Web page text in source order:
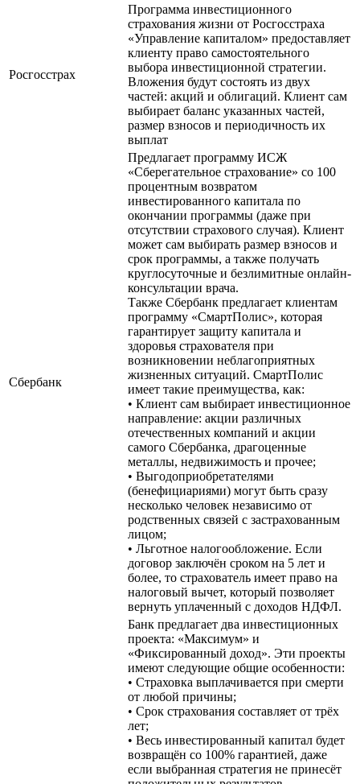
Росгосстрах
Программа инвестиционного
страхования жизни от Росгосстраха
«Управление капиталом» предоставляет
клиенту право самостоятельного
выбора инвестиционной стратегии.
Вложения будут состоять из двух
частей: акций и облигаций. Клиент сам
выбирает баланс указанных частей,
размер взносов и периодичность их
выплат
Сбербанк
Предлагает программу ИСЖ
«Сберегательное страхование» со 100
процентным возвратом
инвестированного капитала по
окончании программы (даже при
отсутствии страхового случая). Клиент
может сам выбирать размер взносов и
срок программы, а также получать
круглосуточные и безлимитные онлайн-
консультации врача.
Также Сбербанк предлагает клиентам
программу «СмартПолис», которая
гарантирует защиту капитала и
здоровья страхователя при
возникновении неблагоприятных
жизненных ситуаций. СмартПолис
имеет такие преимущества, как:
• Клиент сам выбирает инвестиционное
направление: акции различных
отечественных компаний и акции
самого Сбербанка, драгоценные
металлы, недвижимость и прочее;
• Выгодоприобретателями
(бенефициариями) могут быть сразу
несколько человек независимо от
родственных связей с застрахованным
лицом;
• Льготное налогообложение. Если
договор заключён сроком на 5 лет и
более, то страхователь имеет право на
налоговый вычет, который позволяет
вернуть уплаченный с доходов НДФЛ.
Банк предлагает два инвестиционных
проекта: «Максимум» и
«Фиксированный доход». Эти проекты
имеют следующие общие особенности:
• Страховка выплачивается при смерти
от любой причины;
• Срок страхования составляет от трёх
лет;
• Весь инвестированный капитал будет
возвращён со 100% гарантией, даже
если выбранная стратегия не принесёт